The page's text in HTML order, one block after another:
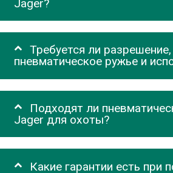
Jager?
Требуется ли
пневматическое ружье и
Подходят ли
Jager для охоты?
Какие гарантии есть при